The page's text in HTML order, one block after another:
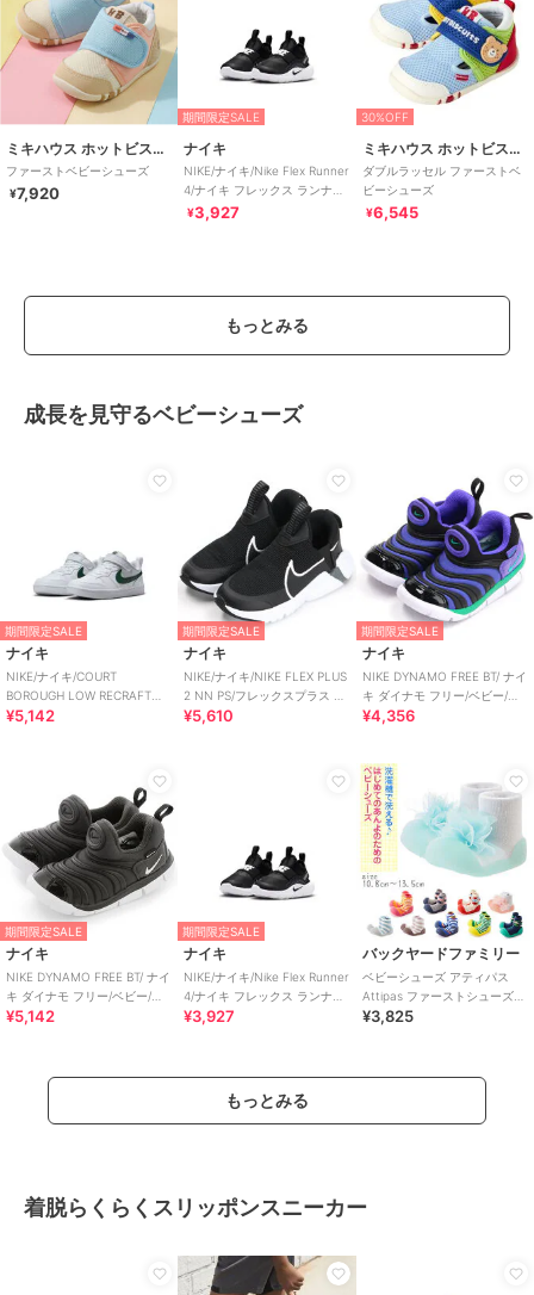
ミキハウス ホットビスケッツ
ファーストベビーシューズ
¥7,920
期間限定SALE
ナイキ
NIKE/ナイキ/Nike Flex Runner
4/ナイキ フレックス ランナー
4¥3,927
30%OFF
ミキハウス ホットビスケッツ
ダブルラッセル ファーストベ
ビーシューズ
¥6,545
もっとみる
成長を見守るベビーシューズ
期間限定SALE
ナイキ
NIKE/ナイキ/COURT
BOROUGH LOW RECRAFT
BPV
¥5,142
期間限定SALE
ナイキ
NIKE/ナイキ/NIKE FLEX PLUS
2 NN PS/フレックスプラス 2
PS
¥5,610
期間限定SALE
ナイキ
NIKE DYNAMO FREE BT/ ナイ
キ ダイナモ フリー/ベビー/ス
リッポン
¥4,356
期間限定SALE
ナイキ
NIKE DYNAMO FREE BT/ ナイ
キ ダイナモ フリー/ベビー/ス
リッポン
¥5,142
期間限定SALE
ナイキ
NIKE/ナイキ/Nike Flex Runner
4/ナイキ フレックス ランナー
4
¥3,927
バックヤードファミリー
ベビーシューズ アティパス
Attipas ファーストシューズ
トレーニングシューズ コサー
¥3,825
もっとみる
着脱らくらくスリッポンスニーカー